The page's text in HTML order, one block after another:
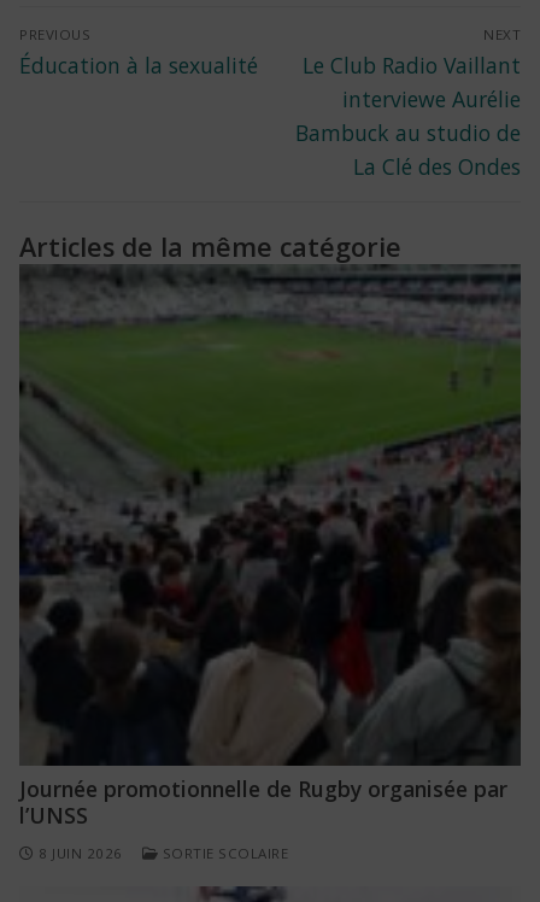
Navigation
de
PREVIOUS
Previous
Éducation à la sexualité
NEXT
Next
post:
Le Club Radio Vaillant
interviewe Aurélie
Bambuck au studio de
La Clé des Ondes
Articles de la même catégorie
Journée promotionnelle de Rugby organisée par
l’UNSS
8 JUIN 2026 SORTIE SCOLAIRE